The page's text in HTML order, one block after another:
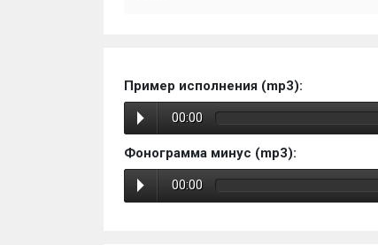
Пример исполнения (mp3):
00:00
Фонограмма минус (mp3):
00:00